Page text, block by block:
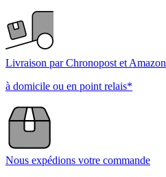
Livraison par Chronopost et Amazon
à domicile ou en point relais*
Nous expédions votre commande